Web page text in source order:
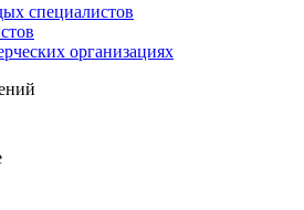
специалистов
организациях